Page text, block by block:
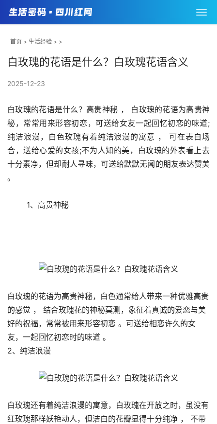
首页 > 生活经验 > >
白玫瑰的花语是什么？白玫瑰花语含义
2025-12-23
白玫瑰的花语是什么？高贵神秘 ， 白玫瑰的花语为高贵神
秘，常常用来形容初恋，可送给女友一起回忆初恋的味道;
纯洁浪漫，白色玫瑰有着纯洁浪漫的寓意 ， 可在表白场
合，送给心爱的女孩;不为人知的美，白玫瑰的外表看上去
十分素净，但却耐人寻味，可送给默默无闻的朋友表达赞美
。
	1、高贵神秘
白玫瑰的花语为高贵神秘，白色通常给人带来一种优雅高贵
的感觉 ， 结合玫瑰花的神秘莫测，象征着真诚的爱恋与美
好的祝福，常常被用来形容初恋 。可送给相恋许久的女
友，一起回忆初恋时的味道 。
2、纯洁浪漫
白玫瑰还有着纯洁浪漫的寓意，白玫瑰在开放之时，虽没有
红玫瑰那样妖艳动人，但洁白的花瓣显得十分纯净 ， 不带